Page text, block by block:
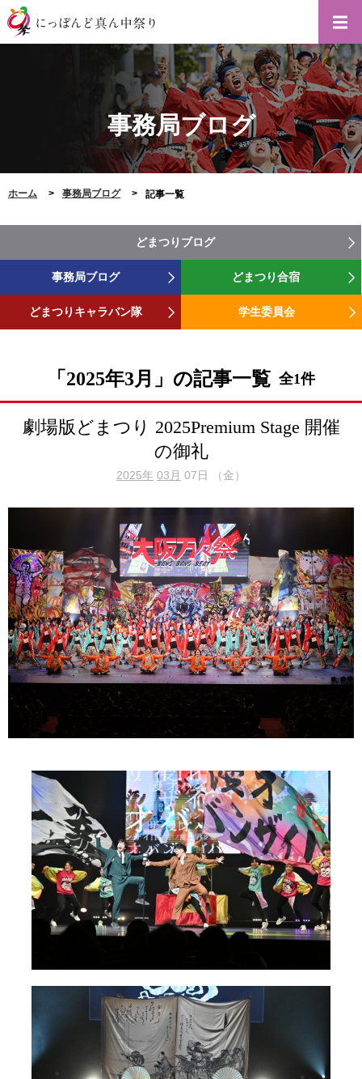
事務局ブログ
ホーム 事務局ブログ 記事一覧
どまつりブログ
事務局ブログ どまつり合宿
どまつりキャラバン隊 学生委員会
「2025年3月」の記事一覧 全1件
劇場版どまつり 2025Premium Stage 開催
の御礼
2025年 03月 07日 （金）